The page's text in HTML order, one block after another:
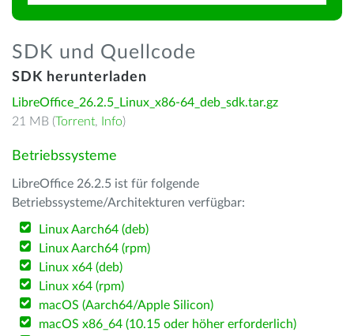
SDK und Quellcode
SDK herunterladen
LibreOffice_26.2.5_Linux_x86-64_deb_sdk.tar.gz
21 MB (Torrent, Info)
Betriebssysteme
LibreOffice 26.2.5 ist für folgende
Betriebssysteme/Architekturen verfügbar:
Linux Aarch64 (deb)
Linux Aarch64 (rpm)
Linux x64 (deb)
Linux x64 (rpm)
macOS (Aarch64/Apple Silicon)
macOS x86_64 (10.15 oder höher erforderlich)